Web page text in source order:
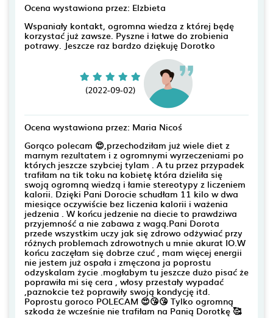
Ocena wystawiona przez: Elzbieta
Wspaniały kontakt, ogromna wiedza z której będę
korzystać już zawsze. Pyszne i łatwe do zrobienia
potrawy. Jeszcze raz bardzo dziękuję Dorotko
(2022-09-02)
Ocena wystawiona przez: Maria Nicoś
Gorąco polecam 😍,przechodziłam już wiele diet z
marnym rezultatem i z ogromnymi wyrzeczeniami po
których jeszcze szybciej tylam . A tu przez przypadek
trafiłam na tik toku na kobietę która dzieliła się
swoją ogromną wiedzą i łamie stereotypy z liczeniem
kalorii. Dzięki Pani Dorocie schudłam 11 kilo w dwa
miesiące oczywiście bez liczenia kalorii i ważenia
jedzenia . W końcu jedzenie na diecie to prawdziwa
przyjemność a nie zabawa z wagą.Pani Dorota
przede wszystkim uczy jak się zdrowo odżywiać przy
różnych problemach zdrowotnych u mnie akurat IO.W
końcu zaczęłam się dobrze czuć , mam więcej energii
nie jestem już ospała i zmęczona ja poprostu
odzyskalam życie .mogłabym tu jeszcze dużo pisać że
poprawiła mi się cera , włosy przestały wypadać
,paznokcie też poprawiły swoją kondycję itd.
Poprostu goroco POLECAM 😍😘😘 Tylko ogromną
szkoda że wcześnie nie trafiłam na Panią Dorotkę 🥰